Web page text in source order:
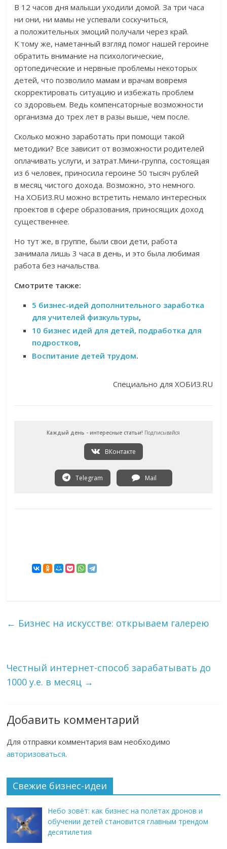
В 12 часов дня малыши уходили домой. За три часа
ни они, ни мамы не успевали соскучиться,
а положительных эмоций получали через край.
К тому же, наметанный взгляд помог нашей героине
обратить внимание на психологические,
ортопедические и нервные проблемы некоторых
детей, что позволило мамам и врачам вовремя
скорректировать ситуацию и избежать проблем
со здоровьем. Ведь компенсаторные возможности
организма до трех лет в разы выше, чем после.
Сколько можно заработать при помощи такой
методики? Все зависит от возможности родителей
оплачивать услуги, и затрат.Мини-группа, состоящая
из 6 человек, приносила героине 50 тысяч рублей
в месяц чистого дохода. Возможно, это немного.
На ХОБИЗ.RU можно встретить немало интересных
проектов в сфере образования, приносящих доход
существеннее.
Но тут же, в группе, были свои дети, работа
занимала лишь 3 часа в день, и это была любимая
работа без начальства.
Смотрите также:
5 бизнес-идей дополнительного заработка
для учителей физкультуры,
10 бизнес идей для детей, подработка для
подростков,
Воспитание детей трудом.
Специально для ХОБИЗ.RU
Каждый день - интересные статьи! Подписывайся
ВКонтакте
Telegram Mail
← Бизнес на искусстве: открываем галерею
Честный интернет-способ зарабатывать до
1000 у.е. в месяц →
Добавить комментарий
Для отправки комментария вам необходимо
авторизоваться.
Свежие бизнес-идеи
Небо зовёт: как бизнес на полётах дронов и
обучении детей становится главным трендом
десятилетия